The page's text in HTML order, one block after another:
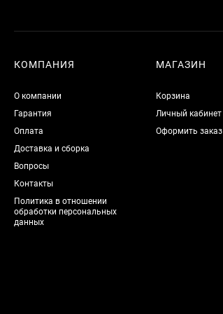
КОМПАНИЯ
О компании
Гарантия
Оплата
Доставка и сборка
Вопросы
Контакты
Политика в отношении
обработки персональных
данных
МАГАЗИН
Корзина
Личный кабинет
Оформить заказ